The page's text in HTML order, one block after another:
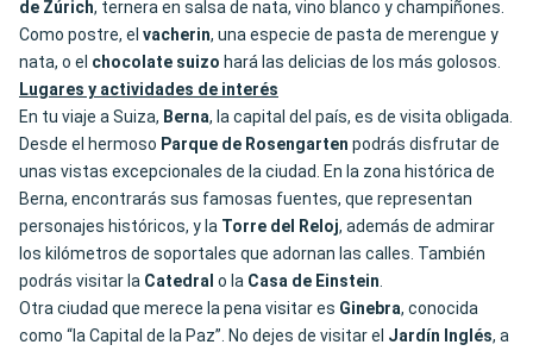
de Zúrich, ternera en salsa de nata, vino blanco y champiñones.
Como postre, el vacherin, una especie de pasta de merengue y
nata, o el chocolate suizo hará las delicias de los más golosos.
Lugares y actividades de interés
En tu viaje a Suiza, Berna, la capital del país, es de visita obligada.
Desde el hermoso Parque de Rosengarten podrás disfrutar de
unas vistas excepcionales de la ciudad. En la zona histórica de
Berna, encontrarás sus famosas fuentes, que representan
personajes históricos, y la Torre del Reloj, además de admirar
los kilómetros de soportales que adornan las calles. También
podrás visitar la Catedral o la Casa de Einstein.
Otra ciudad que merece la pena visitar es Ginebra, conocida
como “la Capital de la Paz”. No dejes de visitar el Jardín Inglés, a